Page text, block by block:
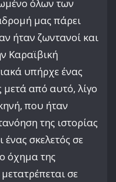
όλων των
μας πάρει
ήταν ζωντανοί και
Καραϊβική
υπήρχε ένας
μετά από αυτό, λίγο
που ήταν
της ιστορίας
ένας σκελετός σε
όχημα της
σε